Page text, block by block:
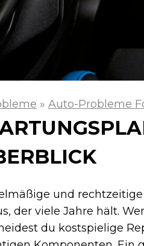
» Auto-Probleme
und
der viele Jahre hält.
du kostspielige